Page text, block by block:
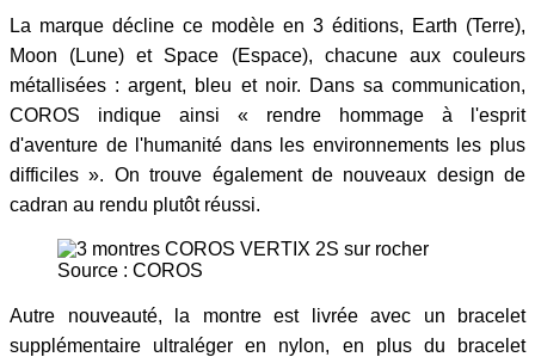
La marque décline ce modèle en 3 éditions, Earth (Terre),
Moon (Lune) et Space (Espace), chacune aux couleurs
métallisées : argent, bleu et noir. Dans sa communication,
COROS indique ainsi « rendre hommage à l'esprit
d'aventure de l'humanité dans les environnements les plus
difficiles ». On trouve également de nouveaux design de
cadran au rendu plutôt réussi.
Source : COROS
Autre nouveauté, la montre est livrée avec un bracelet
supplémentaire ultraléger en nylon, en plus du bracelet